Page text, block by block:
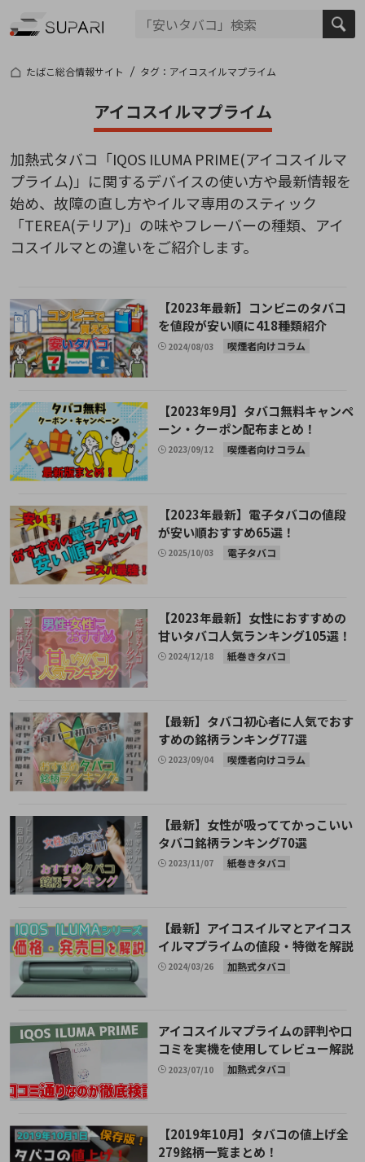
たばこ総合情報サイト タグ：アイコスイルマプライム
アイコスイルマプライム
加熱式タバコ「IQOS ILUMA PRIME(アイコスイルマ
プライム)」に関するデバイスの使い方や最新情報を
始め、故障の直し方やイルマ専用のスティック
「TEREA(テリア)」の味やフレーバーの種類、アイ
コスイルマとの違いをご紹介します。
【2023年最新】コンビニのタバコ
を値段が安い順に418種類紹介
2024/08/03 喫煙者向けコラム
【2023年9月】タバコ無料キャンペ
ーン・クーポン配布まとめ！
2023/09/12 喫煙者向けコラム
【2023年最新】電子タバコの値段
が安い順おすすめ65選！
2025/10/03 電子タバコ
【2023年最新】女性におすすめの
甘いタバコ人気ランキング105選！
2024/12/18 紙巻きタバコ
【最新】タバコ初心者に人気でおす
すめの銘柄ランキング77選
2023/09/04 喫煙者向けコラム
【最新】女性が吸っててかっこいい
タバコ銘柄ランキング70選
2023/11/07 紙巻きタバコ
【最新】アイコスイルマとアイコス
イルマプライムの値段・特徴を解説
2024/03/26 加熱式タバコ
アイコスイルマプライムの評判や口
コミを実機を使用してレビュー解説
2023/07/10 加熱式タバコ
【2019年10月】タバコの値上げ全
279銘柄一覧まとめ！